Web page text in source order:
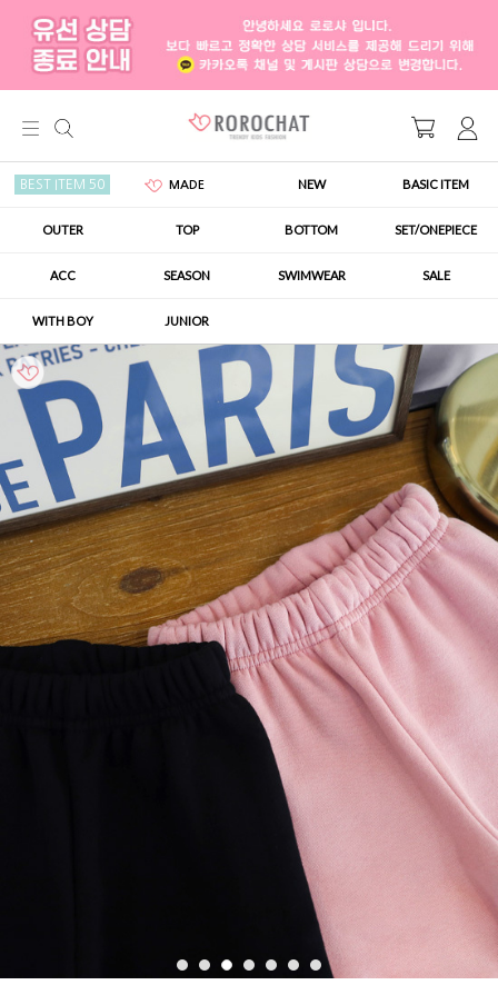
BEST ITEM 50 MADE NEW BASIC ITEM
OUTER TOP BOTTOM SET/ONEPIECE
ACC SEASON SWIMWEAR SALE
WITH BOY JUNIOR